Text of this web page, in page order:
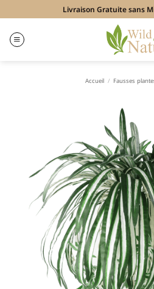
au
Livraison Gratuite sans
Accueil / Fausses